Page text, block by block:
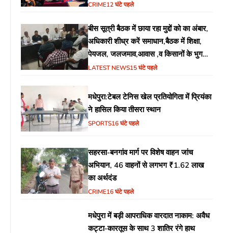
CRIME12 घंटे पहले
बीस सूत्री बैठक में छाया रहा मुद्दों को का अंबार,
अधिकारी शीध्र करें समाधान,बैठक में शिक्षा,
पेयजल, जलजमाव,आवास ,व किसानों के भुगतान
का उठा मुद्दा
LATEST NEWS15 घंटे पहले
मधेपुरा:टेबल टेनिस खेल प्रतियोगिता में प्रियंका
ने हासिल किया तीसरा स्थान
SPORTS16 घंटे पहले
सहरसा-बनगांव मार्ग पर विशेष वाहन जांच
अभियान, 46 वाहनों से लगभग ₹1.62 लाख
का अर्थदंड
CRIME16 घंटे पहले
मधेपुरा में बड़ी आपराधिक वारदात नाकाम: अवैध
कट्टा-कारतूस के साथ 3 शातिर रंगे हाथ